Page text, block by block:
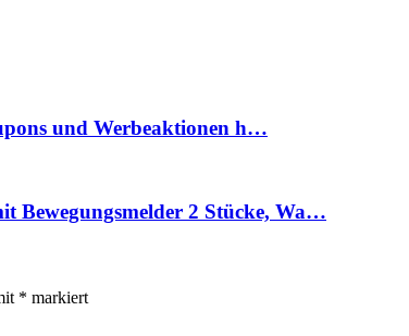
und Werbeaktionen h…
Bewegungsmelder 2 Stücke, Wa…
* markiert